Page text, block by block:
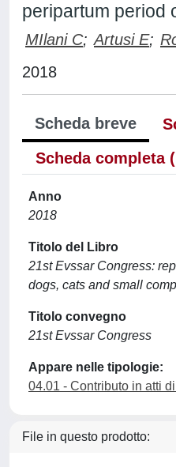
peripartum period
MIlani C; Artusi E;
2018
Scheda breve
Scheda completa
Anno
2018
Titolo del Libro
21st Evssar Congress:
dogs, cats and small
Titolo convegno
21st Evssar Congress
Appare nelle tipologie:
04.01 - Contributo in atti
File in questo prodotto: